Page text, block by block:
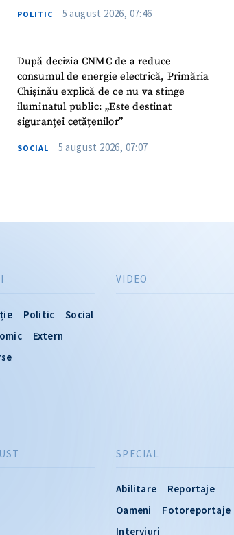
POLITIC 5 august 2026, 07:46
După decizia CNMC de a reduce
consumul de energie electrică, Primăria
Chișinău explică de ce nu va stinge
iluminatul public: „Este destinat
siguranței cetățenilor”
SOCIAL 5 august 2026, 07:07
Politic
Social
Extern
VIDEO
SPECIAL
Abilitare
Reportaje
Oameni
Fotoreportaje
Interviuri